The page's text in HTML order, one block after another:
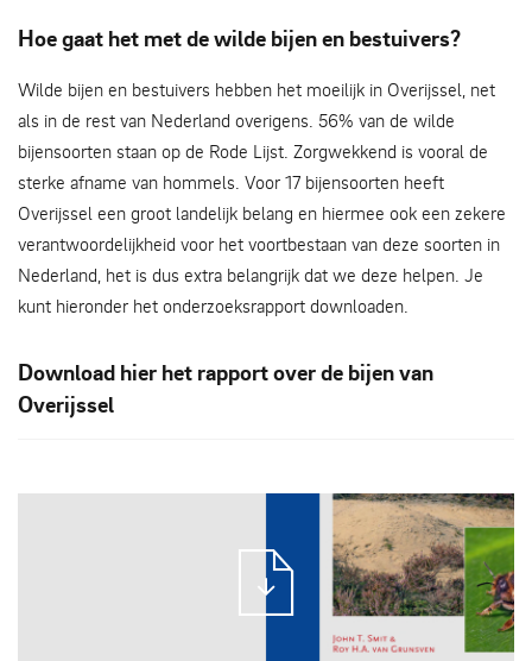
Hoe gaat het met de wilde bijen en bestuivers?
Wilde bijen en bestuivers hebben het moeilijk in Overijssel, net
als in de rest van Nederland overigens. 56% van de wilde
bijensoorten staan op de Rode Lijst. Zorgwekkend is vooral de
sterke afname van hommels. Voor 17 bijensoorten heeft
Overijssel een groot landelijk be­lang en hiermee ook een zekere
verantwoordelijkheid voor het voortbestaan van deze soorten in
Nederland, het is dus extra belangrijk dat we deze helpen. Je
kunt hieronder het onderzoeksrapport downloaden.
Download hier het rapport over de bijen van
Overijssel